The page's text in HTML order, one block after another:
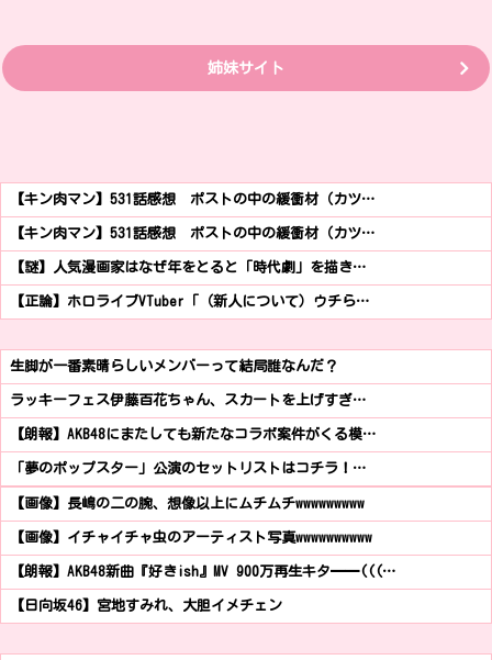
姉妹サイト
【キン肉マン】531話感想 ポストの中の緩衝材（カツ…
【キン肉マン】531話感想 ポストの中の緩衝材（カツ…
【謎】人気漫画家はなぜ年をとると「時代劇」を描き…
【正論】ホロライブVTuber「（新人について）ウチら…
生脚が一番素晴らしいメンバーって結局誰なんだ？
ラッキーフェス伊藤百花ちゃん、スカートを上げすぎ…
【朗報】AKB48にまたしても新たなコラボ案件がくる模…
「夢のポップスター」公演のセットリストはコチラ！…
【画像】長嶋の二の腕、想像以上にムチムチwwwwwwwww
【画像】イチャイチャ虫のアーティスト写真wwwwwwwwww
【朗報】AKB48新曲『好きish』MV 900万再生キタ━━(((…
【日向坂46】宮地すみれ、大胆イメチェン